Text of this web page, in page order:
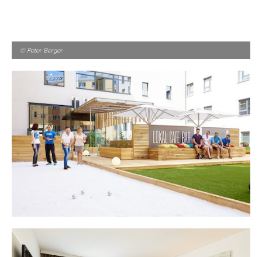
© Peter Berger